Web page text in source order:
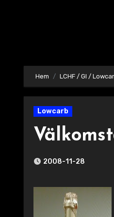
Hem LCHF / GI /
Lowcarb
2008-11-28